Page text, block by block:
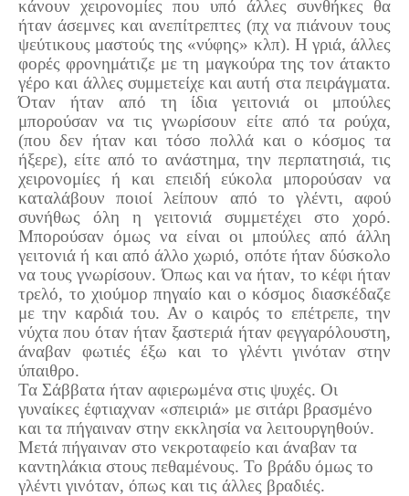
κάνουν χειρονομίες που υπό άλλες συνθήκες θα
ήταν άσεμνες και ανεπίτρεπτες (πχ να πιάνουν τους
ψεύτικους μαστούς της «νύφης» κλπ). Η γριά, άλλες
φορές φρονημάτιζε με τη μαγκούρα της τον άτακτο
γέρο και άλλες συμμετείχε και αυτή στα πειράγματα.
Όταν ήταν από τη ίδια γειτονιά οι μπούλες
μπορούσαν να τις γνωρίσουν είτε από τα ρούχα,
(που δεν ήταν και τόσο πολλά και ο κόσμος τα
ήξερε), είτε από το ανάστημα, την περπατησιά, τις
χειρονομίες ή και επειδή εύκολα μπορούσαν να
καταλάβουν ποιοί λείπουν από το γλέντι, αφού
συνήθως όλη η γειτονιά συμμετέχει στο χορό.
Μπορούσαν όμως να είναι οι μπούλες από άλλη
γειτονιά ή και από άλλο χωριό, οπότε ήταν δύσκολο
να τους γνωρίσουν. Όπως και να ήταν, το κέφι ήταν
τρελό, το χιούμορ πηγαίο και ο κόσμος διασκέδαζε
με την καρδιά του. Αν ο καιρός το επέτρεπε, την
νύχτα που όταν ήταν ξαστεριά ήταν φεγγαρόλουστη,
άναβαν φωτιές έξω και το γλέντι γινόταν στην
ύπαιθρο.
Τα Σάββατα ήταν αφιερωμένα στις ψυχές. Οι
γυναίκες έφτιαχναν «σπειριά» με σιτάρι βρασμένο
και τα πήγαιναν στην εκκλησία να λειτουργηθούν.
Μετά πήγαιναν στο νεκροταφείο και άναβαν τα
καντηλάκια στους πεθαμένους. Το βράδυ όμως το
γλέντι γινόταν, όπως και τις άλλες βραδιές.